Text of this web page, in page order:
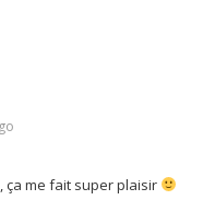
ça me fait super plaisir